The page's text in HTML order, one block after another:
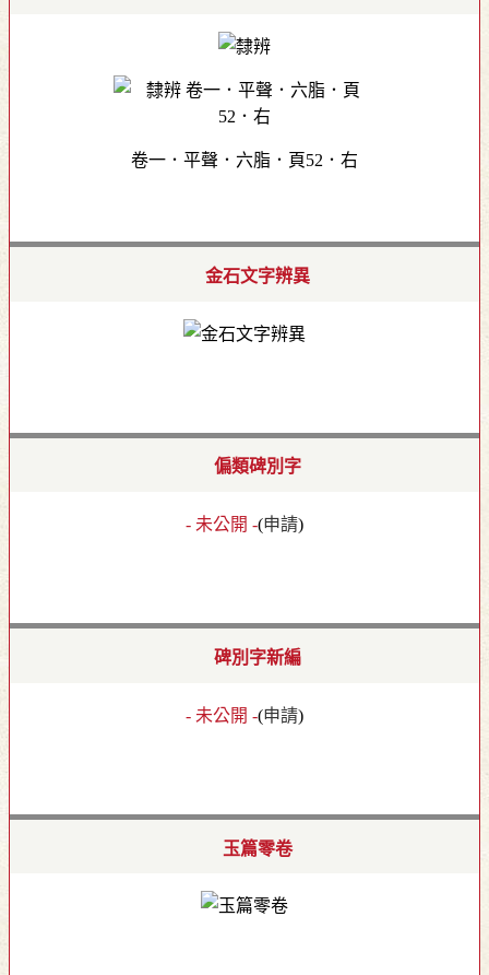
卷一．平聲．六脂．頁52．右
金石文字辨異
偏類碑別字
- 未公開 -(申請)
碑別字新編
- 未公開 -(申請)
玉篇零卷